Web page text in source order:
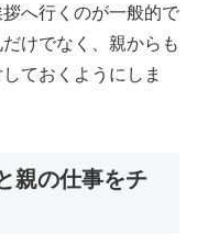
へ行くのが一般的で
けでなく、親からも
ておくようにしま
親の仕事をチ